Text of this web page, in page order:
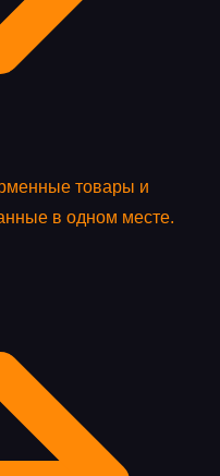
товары и
в одном месте.